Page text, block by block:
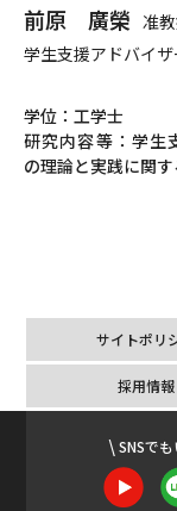
前原 廣榮 准
学生支援アドバイザ
学位：工学士
研究内容等：学生
の理論と実践に関
サイトポリ
採用情報
SNSで